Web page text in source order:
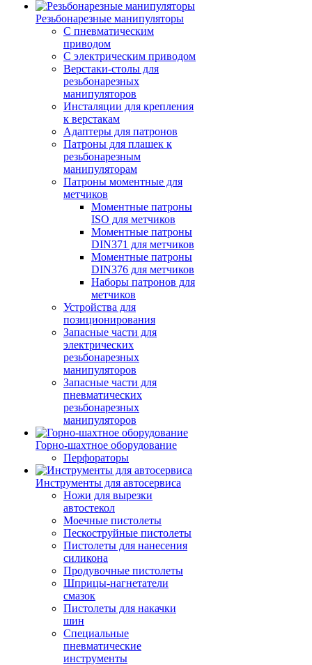
Резьбонарезные манипуляторы
С пневматическим
приводом
С электрическим приводом
Верстаки-столы для
резьбонарезных
манипуляторов
Инсталяции для крепления
к верстакам
Адаптеры для патронов
Патроны для плашек к
резьбонарезным
манипуляторам
Патроны моментные для
метчиков
Моментные патроны
ISO для метчиков
Моментные патроны
DIN371 для метчиков
Моментные патроны
DIN376 для метчиков
Наборы патронов для
метчиков
Устройства для
позиционирования
Запасные части для
электрических
резьбонарезных
манипуляторов
Запасные части для
пневматических
резьбонарезных
манипуляторов
Горно-шахтное оборудование
Перфораторы
Инструменты для автосервиса
Ножи для вырезки
автостекол
Моечные пистолеты
Пескоструйные пистолеты
Пистолеты для нанесения
силикона
Продувочные пистолеты
Шприцы-нагнетатели
смазок
Пистолеты для накачки
шин
Специальные
пневматические
инструменты